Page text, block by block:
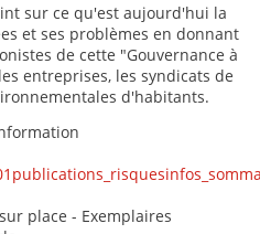
sur ce qu'est aujourd'hui la
et ses problèmes en donnant
de cette "Gouvernance à
entreprises, les syndicats de
d'habitants.
place - Exemplaires